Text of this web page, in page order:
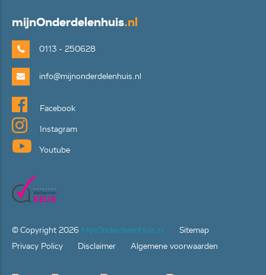
mijnOnderdelenhuis.nl
0113 - 250628
info@mijnonderdelenhuis.nl
Facebook
Instagram
Youtube
© Copyright 2026 MijnOnderdelenHuis.nl
Sitemap
Privacy Policy
Disclaimer Algemene voorwaarden